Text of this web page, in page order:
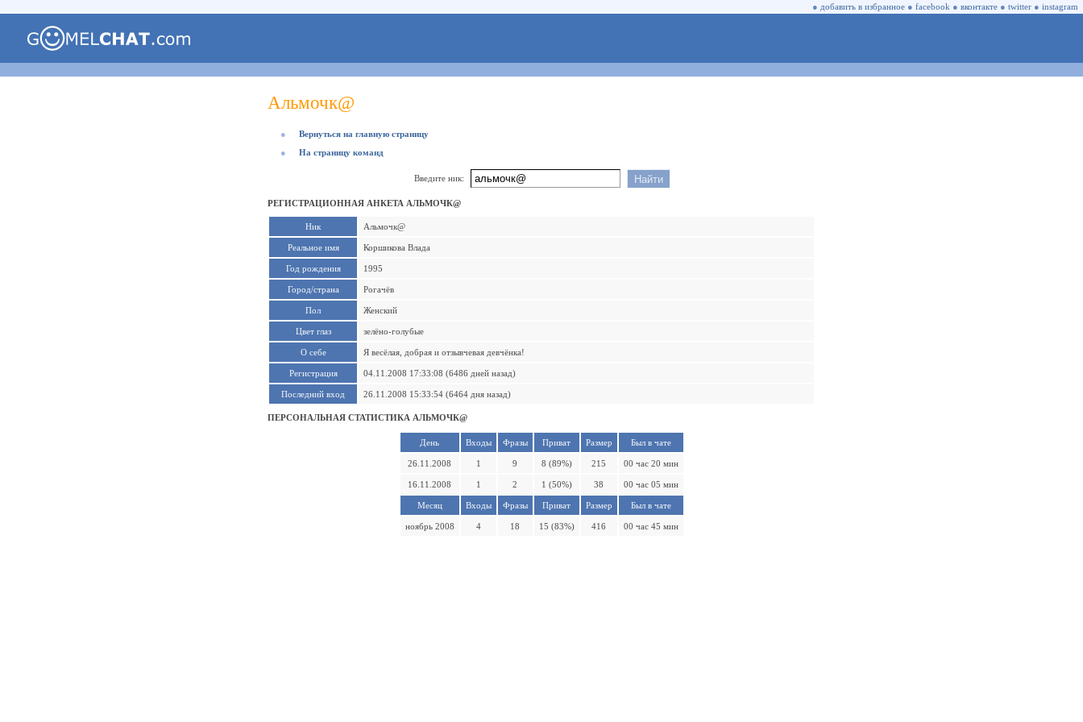
● добавить в избранное ● facebook ● вконтакте ● twitter ● instagram
Альмочк@
●
Вернуться на главную страницу
●
На страницу команд
Введите ник:
РЕГИСТРАЦИОННАЯ АНКЕТА АЛЬМОЧК@
Ник Альмочк@
Реальное имя Коршикова Влада
Год рождения 1995
Город/страна Рогачёв
Пол Женский
Цвет глаз зелёно-голубые
О себе Я весёлая, добрая и отзывчевая девчёнка!
Регистрация 04.11.2008 17:33:08 (6486 дней назад)
Последний вход 26.11.2008 15:33:54 (6464 дня назад)
ПЕРСОНАЛЬНАЯ СТАТИСТИКА АЛЬМОЧК@
День Входы Фразы Приват Размер Был в чате
26.11.2008 1 9 8 (89%) 215 00 час 20 мин
16.11.2008 1 2 1 (50%) 38 00 час 05 мин
Месяц Входы Фразы Приват Размер Был в чате
ноябрь 2008 4 18 15 (83%) 416 00 час 45 мин